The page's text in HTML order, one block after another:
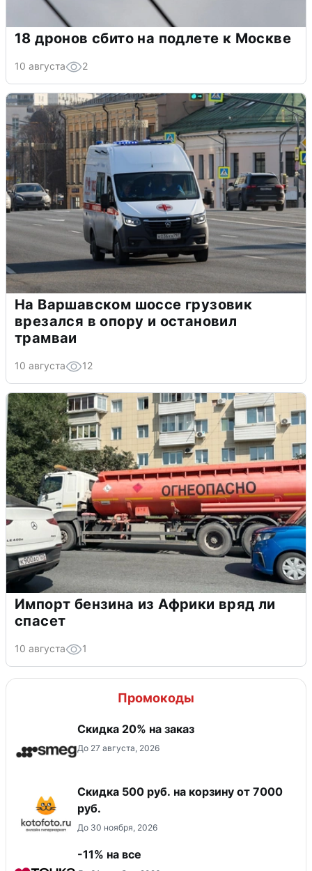
18 дронов сбито на подлете к Москве
10 августа 2
На Варшавском шоссе грузовик
врезался в опору и остановил
трамваи
10 августа 12
Импорт бензина из Африки вряд ли
спасет
10 августа 1
Промокоды
Скидка 20% на заказ
До 27 августа, 2026
Скидка 500 руб. на корзину от 7000
руб.
До 30 ноября, 2026
-11% на все